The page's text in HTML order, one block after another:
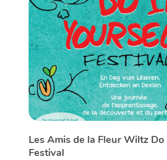
Les Amis de la Fleur Wiltz
Festival